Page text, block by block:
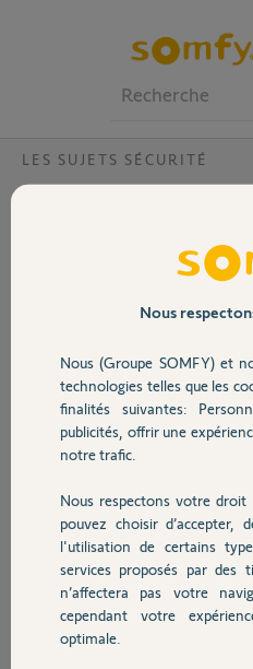
Volet
Sécurité
Domotique
Chauffage
Autres produits
LES SUJETS SÉCURITÉ
Quel système d
Alarme Advanced
Je souhaite installer un éclairage
application Somfy Protect?
Merci pour votre aide
Merci,
Participer au
Réponses
Nous
Nous (Groupe SOMFY) et
technologies telles que les
finalités suivantes:
publicités, offrir une
notre trafic.
Nous respectons votre
pouvez choisir
l'utilisation de certains
services proposés par des
n’affectera pas votre
cependant votre
optimale.